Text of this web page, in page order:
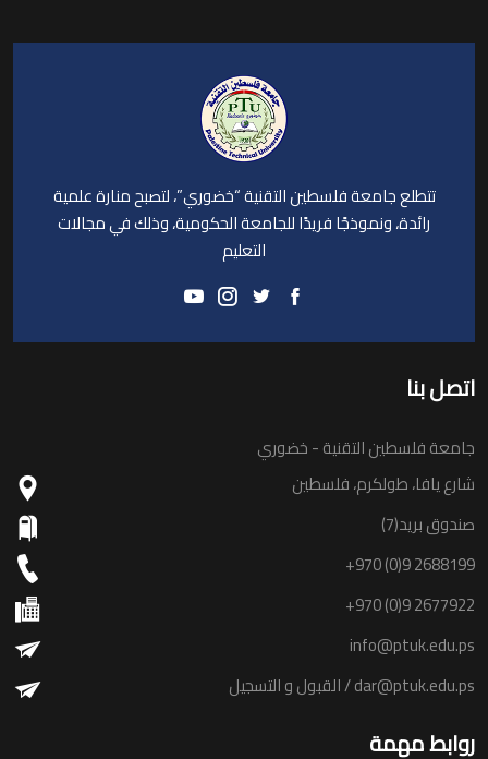
تتطلع جامعة فلسطين التقنية “خضوري”، لتصبح منارة علمية
رائدة، ونموذجًا فريدًا للجامعة الحكومية، وذلك في مجالات
التعليم
اتصل بنا
جامعة فلسطين التقنية - خضوري
شارع يافا، طولكرم، فلسطين
صندوق بريد(7)
+970 (0)9 2688199
+970 (0)9 2677922
info@ptuk.edu.ps
dar@ptuk.edu.ps/ القبول و التسجيل
روابط مهمة